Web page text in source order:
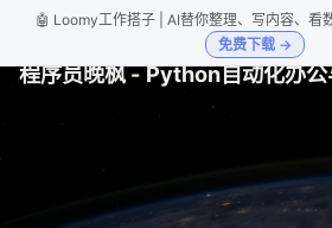
🤖 Loomy工作搭子 | AI替你整理、写内容、看
免费下载 →
程序员晚枫 - Python自动化办